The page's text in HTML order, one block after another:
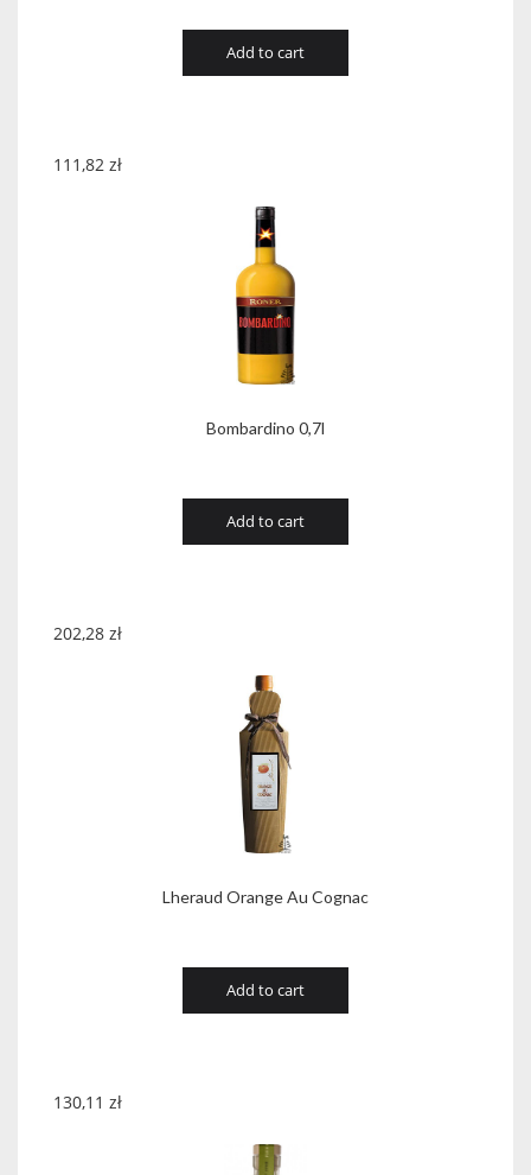
Add to cart
Bombardino 0,7l
111,82 zł
Add to cart
Lheraud Orange Au Cognac
202,28 zł
Add to cart
130,11 zł